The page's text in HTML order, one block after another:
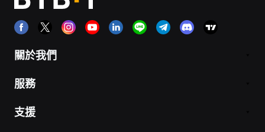
關於我們
服務
支援